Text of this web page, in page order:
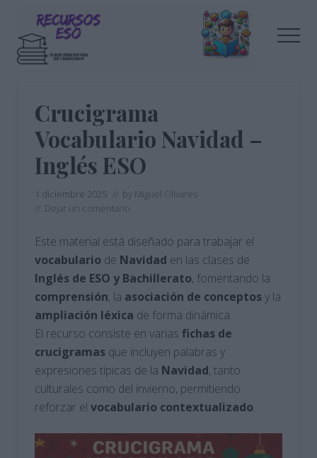
contenido
principal
barra
educación
Crucigrama
Vocabulario Navidad –
Inglés ESO
1 diciembre 2025 // by Miguel Olivares
// Dejar un comentario
Este material está diseñado para trabajar el
vocabulario de Navidad en las clases de
Inglés de ESO y Bachillerato, fomentando la
comprensión, la asociación de conceptosy la
ampliación léxica de forma dinámica.
El recurso consiste en varias fichas de
crucigramas que incluyen palabras y
expresiones típicas de la Navidad, tanto
culturales como del invierno, permitiendo
reforzar el vocabulario contextualizado.